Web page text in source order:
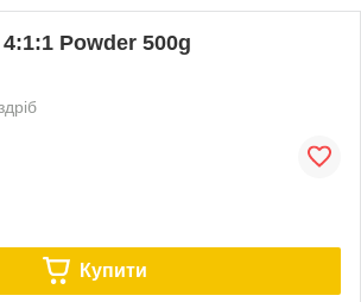
Powder 500g
Купити